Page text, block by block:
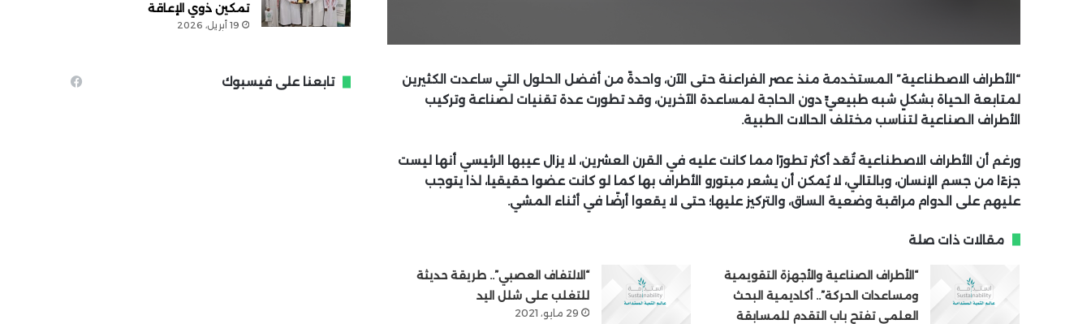
“الأطراف الاصطناعية” المستخدمة منذ عصر الفراعنة حتى الآن، واحدةً من أفضل الحلول التي ساعدت الكثيرين
لمتابعة الحياة بشكلٍ شبه طبيعيٍّ دون الحاجة لمساعدة الآخرين، وقد تطورت عدة تقنيات لصناعة وتركيب
الأطراف الصناعية لتناسب مختلف الحالات الطبية.
ورغم أن الأطراف الاصطناعية تُعَد أكثر تطورًا مما كانت عليه في القرن العشرين، لا يزال عيبها الرئيسي أنها ليست
جزءًا من جسم الإنسان، وبالتالي، لا يُمكن أن يشعر مبتورو الأطراف بها كما لو كانت عضوا حقيقيا، لذا يتوجب
عليهم على الدوام مراقبة وضعية الساق، والتركيز عليها؛ حتى لا يقعوا أرضًا في أثناء المشي.
مقالات ذات صلة
“الأطراف الصناعية والأجهزة التقويمية
ومساعدات الحركة”.. أكاديمية البحث
العلمي تفتح باب التقدم للمسابقة
“الالتفاف العصبي”.. طريقة حديثة
للتغلب على شلل اليد
29 مايو، 2021
تمكين ذوي الإعاقة
19 أبريل، 2026
تابعنا على فيسبوك